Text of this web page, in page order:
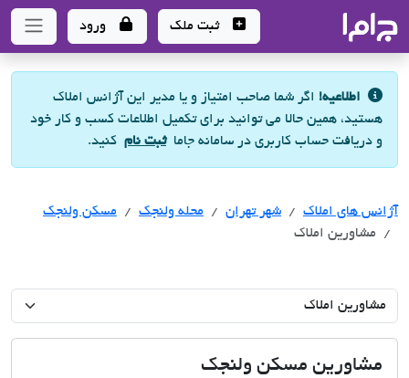
- سامانه جامع املاک و مشاورین املاک
ثبت ملک ورود
اطلاعیه! اگر شما صاحب امتیاز و یا مدیر این آژانس املاک
هستید، همین حالا می توانید برای تکمیل اطلاعات کسب و کار خود
و دریافت حساب کاربری در سامانه جاماثبت نام کنید.
آژانس های املاک آژانس های املاک
شهر تهران آژانس های املاک
محله ولنجک
مسکن ولنجک
مشاورین املاک
مشاورین مسکن ولنجک